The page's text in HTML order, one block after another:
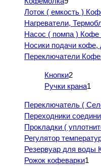
Лоток ( емкость )
Нагреватели,
Насос ( помпа )
Носики подачи кофе,
Переключатели
Кнопки2
Ручки крана1
Переключатель (
Переходники
Прокладки (
Регулятор
Резервуар для
Рожок кофеварки1